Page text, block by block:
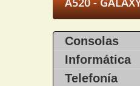
Consolas
Informática
Telefonía